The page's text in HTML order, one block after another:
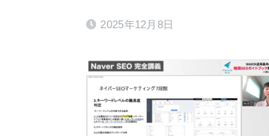
2025年12月8日